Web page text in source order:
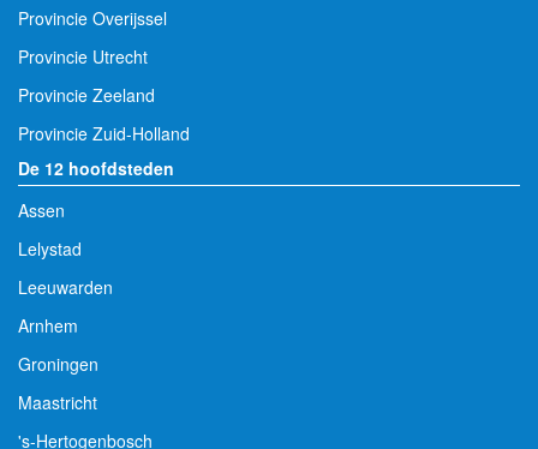
Provincie Overijssel
Provincie Utrecht
Provincie Zeeland
Provincie Zuid-Holland
De 12 hoofdsteden
Assen
Lelystad
Leeuwarden
Arnhem
Groningen
Maastricht
's-Hertogenbosch